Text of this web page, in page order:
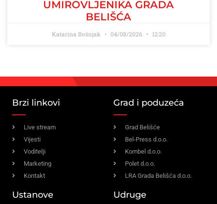
UMIROVLJENIKA GRADA
BELIŠĆA
Katarina Bošnjak 04/08/2026 12:20
Brzi linkovi
Live stream
Vijesti
Voditelji
Marketing
Kontakt
Grad i poduzeća
Grad Belišće
Bel-Press d.o.o.
Kombel d.o.o.
Polet d.o.o.
LRA Grada Belišća d.o.o.
Ustanove Udruge